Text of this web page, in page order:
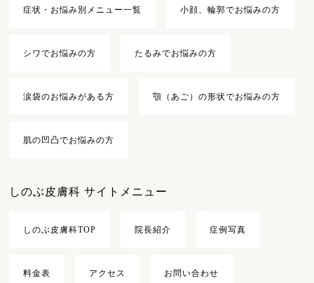
症状・お悩み別メニュー一覧 小顔、輪郭でお悩みの方
シワでお悩みの方 たるみでお悩みの方
涙袋のお悩みがある方 顎（あご）の形状でお悩みの方
肌の凹凸でお悩みの方
しのぶ皮膚科 サイトメニュー
しのぶ皮膚科TOP 院長紹介 症例写真
料金表 アクセス お問い合わせ